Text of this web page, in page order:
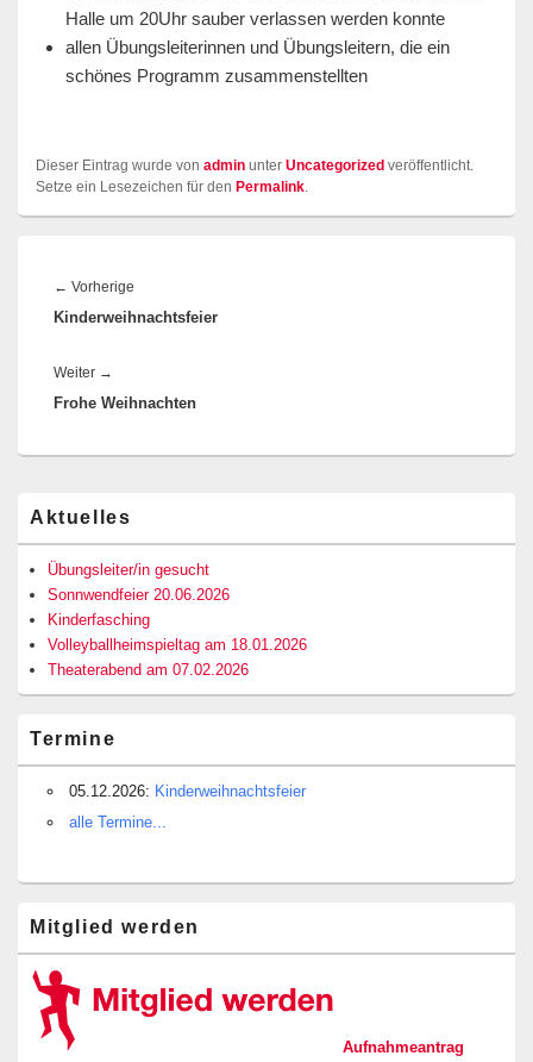
Halle um 20Uhr sauber verlassen werden konnte
allen Übungsleiterinnen und Übungsleitern, die ein
schönes Programm zusammenstellten
Dieser Eintrag wurde von admin unter Uncategorized veröffentlicht.
Setze ein Lesezeichen für den Permalink
← Vorherige
Beitrag:
Kinderweihnachtsfeier
Weiter →
Beitrag:
Frohe Weihnachten
Seitenleisten-
Widgetbereich
Aktuelles
Übungsleiter/in gesucht
Sonnwendfeier 20.06.2026
Kinderfasching
Volleyballheimspieltag am 18.01.2026
Theaterabend am 07.02.2026
Termine
05.12.2026: Kinderweihnachtsfeier
alle Termine...
Mitglied werden
Aufnahmeantrag